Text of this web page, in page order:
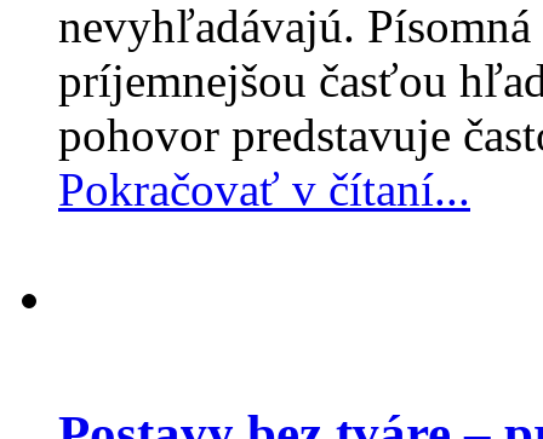
nevyhľadávajú. Písomná
príjemnejšou časťou
pohovor predstavuje
Pokračovať v čítaní...